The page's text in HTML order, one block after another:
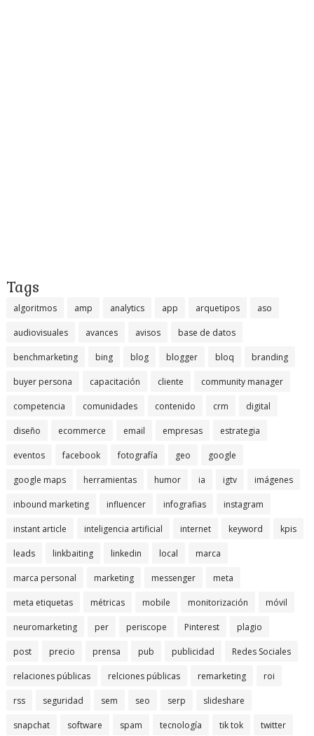
Tags
algoritmos amp analytics app arquetipos aso
audiovisuales avances avisos base de datos
benchmarketing bing blog blogger bloq branding
buyer persona capacitación cliente community manager
competencia comunidades contenido crm digital
diseño ecommerce email empresas estrategia
eventos facebook fotografía geo google
google maps herramientas humor ia igtv imágenes
inbound marketing influencer infografias instagram
instant article inteligencia artificial internet keyword kpis
leads linkbaiting linkedin local marca
marca personal marketing messenger meta
meta etiquetas métricas mobile monitorización móvil
neuromarketing per periscope Pinterest plagio
post precio prensa pub publicidad Redes Sociales
relaciones públicas relciones públicas remarketing roi
rss seguridad sem seo serp slideshare
snapchat software spam tecnología tik tok twitter